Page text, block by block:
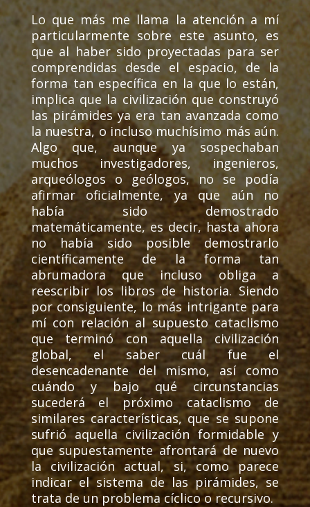
Lo que más me llama la atención a mí
particularmente sobre este asunto, es
que al haber sido proyectadas para ser
comprendidas desde el espacio, de la
forma tan específica en la que lo están,
implica que la civilización que construyó
las pirámides ya era tan avanzada como
la nuestra, o incluso muchísimo más aún.
Algo que, aunque ya sospechaban
muchos investigadores, ingenieros,
arqueólogos o geólogos, no se podía
afirmar oficialmente, ya que aún no
había sido demostrado
matemáticamente, es decir, hasta ahora
no había sido posible demostrarlo
científicamente de la forma tan
abrumadora que incluso obliga a
reescribir los libros de historia. Siendo
por consiguiente, lo más intrigante para
mí con relación al supuesto cataclismo
que terminó con aquella civilización
global, el saber cuál fue el
desencadenante del mismo, así como
cuándo y bajo qué circunstancias
sucederá el próximo cataclismo de
similares características, que se supone
sufrió aquella civilización formidable y
que supuestamente afrontará de nuevo
la civilización actual, si, como parece
indicar el sistema de las pirámides, se
trata de un problema cíclico o recursivo.